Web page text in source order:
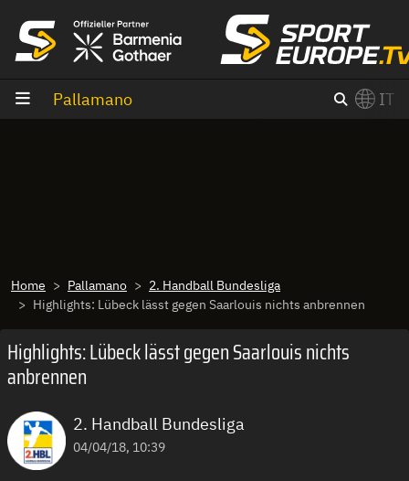
Pallamano IT
Home Pallamano
2. Handball Bundesliga
Highlights: Lübeck lässt gegen Saarlouis nichts anbrennen
Highlights: Lübeck lässt gegen Saarlouis nichts
anbrennen
2. Handball Bundesliga
04/04/18, 10:39